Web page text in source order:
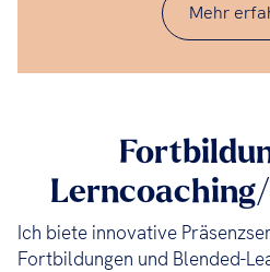
Mehr
Ich biete innovative
Fortbildungen und Blended-